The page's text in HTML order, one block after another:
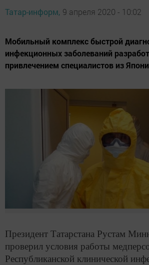
Татар-информ, 9 апреля 2020 - 10:02
Мобильный комплекс быстрой
инфекционных заболеваний
привлечением специалистов из
Президент Татарстана Рустам
проверил условия работы
Республиканской клинической